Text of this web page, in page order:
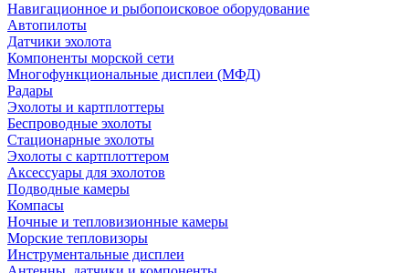
Навигационное и рыбопоисковое оборудование
Автопилоты
Датчики эхолота
Компоненты морской сети
Многофункциональные дисплеи (МФД)
Радары
Эхолоты и картплоттеры
Беспроводные эхолоты
Стационарные эхолоты
Эхолоты с картплоттером
Аксессуары для эхолотов
Подводные камеры
Компасы
Ночные и тепловизионные камеры
Морские тепловизоры
Инструментальные дисплеи